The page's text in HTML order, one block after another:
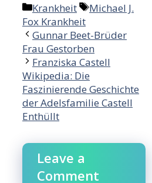
Categories
Krankheit Tags
Michael J.
Fox Krankheit
Gunnar Beet-Brüder
Frau Gestorben
Franziska Castell
Wikipedia: Die
Faszinierende Geschichte
der Adelsfamilie Castell
Enthüllt
Leave a
Comment